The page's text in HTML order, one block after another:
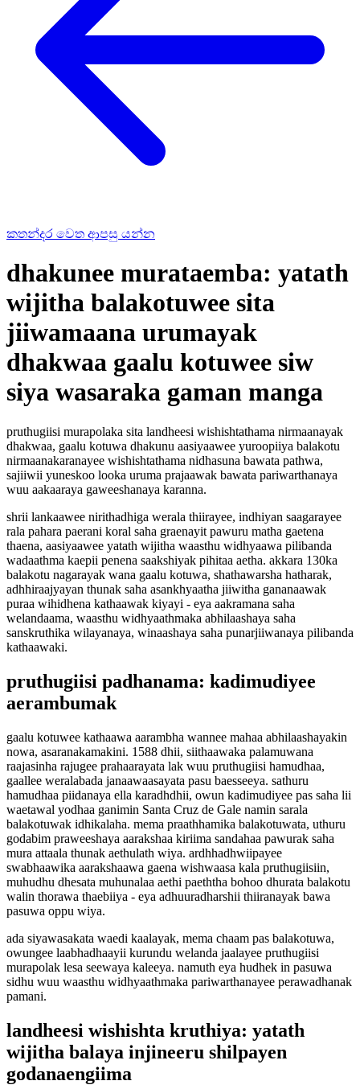
කතන්දර වෙත ආපසු යන්න
dhakunee murataemba: yatath
wijitha balakotuwee sita
jiiwamaana urumayak
dhakwaa gaalu kotuwee siw
siya wasaraka gaman manga
pruthugiisi murapolaka sita landheesi wishishtathama nirmaanayak
dhakwaa, gaalu kotuwa dhakunu aasiyaawee yuroopiiya balakotu
nirmaanakaranayee wishishtathama nidhasuna bawata pathwa,
sajiiwii yuneskoo looka uruma prajaawak bawata pariwarthanaya
wuu aakaaraya gaweeshanaya karanna.
shrii lankaawee nirithadhiga werala thiirayee, indhiyan saagarayee
rala pahara paerani koral saha graenayit pawuru matha gaetena
thaena, aasiyaawee yatath wijitha waasthu widhyaawa pilibanda
wadaathma kaepii penena saakshiyak pihitaa aetha. akkara 130ka
balakotu nagarayak wana gaalu kotuwa, shathawarsha hatharak,
adhhiraajyayan thunak saha asankhyaatha jiiwitha gananaawak
puraa wihidhena kathaawak kiyayi - eya aakramana saha
welandaama, waasthu widhyaathmaka abhilaashaya saha
sanskruthika wilayanaya, winaashaya saha punarjiiwanaya pilibanda
kathaawaki.
pruthugiisi padhanama: kadimudiyee
aerambumak
gaalu kotuwee kathaawa aarambha wannee mahaa abhilaashayakin
nowa, asaranakamakini. 1588 dhii, siithaawaka palamuwana
raajasinha rajugee prahaarayata lak wuu pruthugiisi hamudhaa,
gaallee weralabada janaawaasayata pasu baesseeya. sathuru
hamudhaa piidanaya ella karadhdhii, owun kadimudiyee pas saha lii
waetawal yodhaa ganimin Santa Cruz de Gale namin sarala
balakotuwak idhikalaha. mema praathhamika balakotuwata, uthuru
godabim praweeshaya aarakshaa kiriima sandahaa pawurak saha
mura attaala thunak aethulath wiya. ardhhadhwiipayee
swabhaawika aarakshaawa gaena wishwaasa kala pruthugiisiin,
muhudhu dhesata muhunalaa aethi paeththa bohoo dhurata balakotu
walin thorawa thaebiiya - eya adhuuradharshii thiiranayak bawa
pasuwa oppu wiya.
ada siyawasakata waedi kaalayak, mema chaam pas balakotuwa,
owungee laabhadhaayii kurundu welanda jaalayee pruthugiisi
murapolak lesa seewaya kaleeya. namuth eya hudhek in pasuwa
sidhu wuu waasthu widhyaathmaka pariwarthanayee perawadhanak
pamani.
landheesi wishishta kruthiya: yatath
wijitha balaya injineeru shilpayen
godanaengiima